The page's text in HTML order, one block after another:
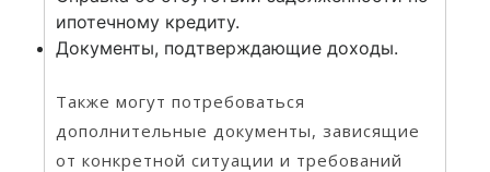
ипотечному кредиту.
Документы, подтверждающие доходы.
Также могут потребоваться
дополнительные документы, зависящие
от конкретной ситуации и требований